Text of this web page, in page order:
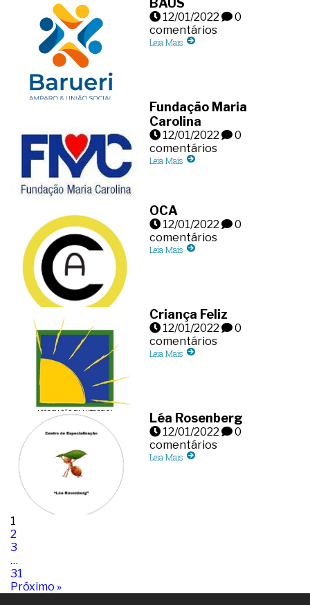
BAUS
12/01/2022
0
comentários
Leia Mais
Fundação Maria
Carolina
12/01/2022
0
comentários
Leia Mais
OCA
12/01/2022
0
comentários
Leia Mais
Criança Feliz
12/01/2022
0
comentários
Leia Mais
Léa Rosenberg
12/01/2022
0
comentários
Leia Mais
1
2
3
…
31
Próximo »